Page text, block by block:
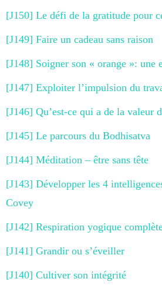
[J150] Le défi de la gratitude pour
[J149] Faire un cadeau sans raison
[J148] Soigner son « orange »: une
[J147] Exploiter l’impulsion du
[J146] Qu’est-ce qui a de la valeur
[J145] Le parcours du Bodhisatva
[J144] Méditation – être sans tête
[J143] Développer les 4
Covey
[J142] Respiration yogique
[J141] Grandir ou s’éveiller
[J140] Cultiver son intégrité